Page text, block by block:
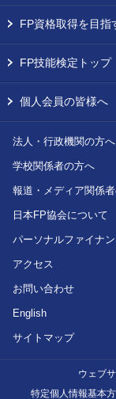
FP資格取得を目指
FP技能検定トップ
個人会員の皆様へ
法人・行政機関の方へ
学校関係者の方へ
報道・メディア関係
日本FP協会について
パーソナルファイナ
アクセス
お問い合わせ
English
サイトマップ
ウェブ
特定個人情報基本